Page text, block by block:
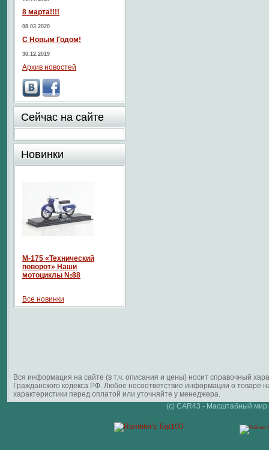
8 марта!!!!
08.03.2020
С Новым Годом!
30.12.2019
Архив новостей
Сейчас на сайте
Новинки
М-175 «Технический
поворот» Наши
мотоциклы №88
Все новинки
Вся информация на сайте (в т.ч. описания и цены) носит справочный
Гражданского кодекса РФ. Любое несоответствие информации о
характеристики перед оплатой или уточняйте у менеджера.
(c) CAR43 - Масштабный мир